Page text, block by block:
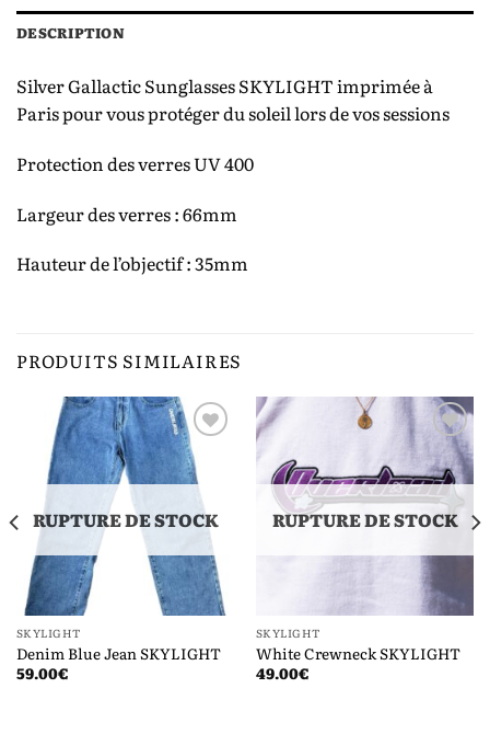
DESCRIPTION
Silver Gallactic Sunglasses SKYLIGHT imprimée à
Paris pour vous protéger du soleil lors de vos sessions
Protection des verres UV 400
Largeur des verres : 66mm
Hauteur de l’objectif : 35mm
PRODUITS SIMILAIRES
Ajouter
à la liste
de
souhaits
RUPTURE DE STOCK
SKYLIGHT
Denim Blue Jean SKYLIGHT
59.00€
Ajouter
à la liste
de
souhaits
RUPTURE DE STOCK
SKYLIGHT
White Crewneck SKYLIGHT
49.00€